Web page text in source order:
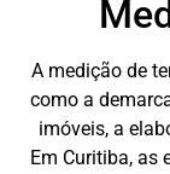
A medição de
como a
imóveis, a
Em Curitiba, as